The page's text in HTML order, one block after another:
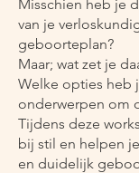
Misschien heb je
van je
geboorteplan?
Maar; wat zet je
Welke opties heb
onderwerpen om
Tijdens deze
bij stil en helpen
en duidelijk